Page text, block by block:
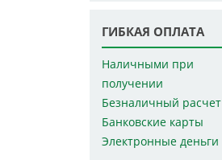
ГИБКАЯ ОПЛАТА
Наличными при
получении
Безналичный расчет
Банковские карты
Электронные деньги